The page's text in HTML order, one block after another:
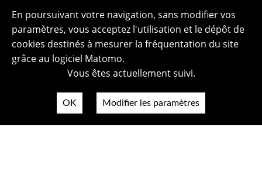
En poursuivant votre navigation, sans modifier vos
paramètres, vous acceptez l'utilisation et le dépôt de
cookies destinés à mesurer la fréquentation du site
grâce au logiciel Matomo.
Vous êtes actuellement suivi.
OK Modifier les paramètres